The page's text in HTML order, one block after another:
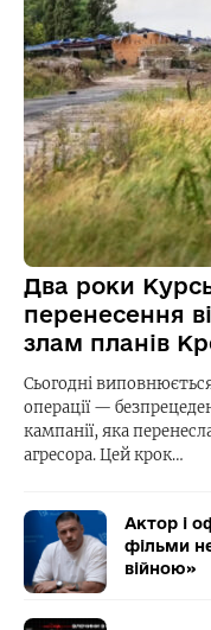
Два роки
перенесення
злам планів
Сьогодні
операції —
кампанії, яка
агресора. Цей крок…
Актор і
фільми
війною»